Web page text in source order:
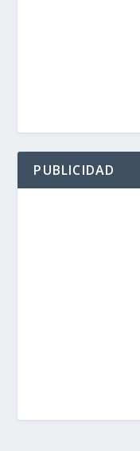
PUBLICIDAD